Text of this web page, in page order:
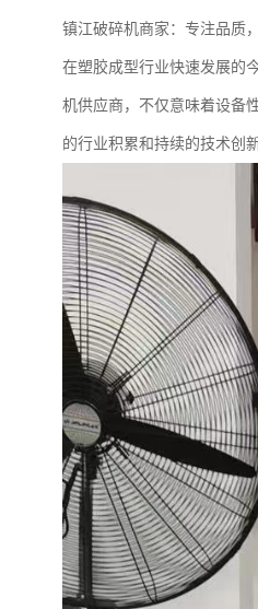
镇江破碎机商家：专注品质
在塑胶成型行业快速发展的
机供应商，不仅意味着设备
的行业积累和持续的技术创